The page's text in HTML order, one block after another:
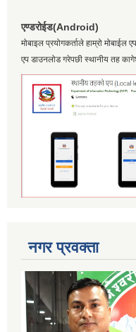
एण्डरोईड(Android)
मोबाइल प्रयोगकर्ताले हाम्रो मोबाईल
एप डाउनलोड गरेपछी स्थानीय तह
नगर प्रवक्ता